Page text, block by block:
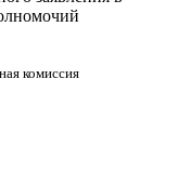
комиссия